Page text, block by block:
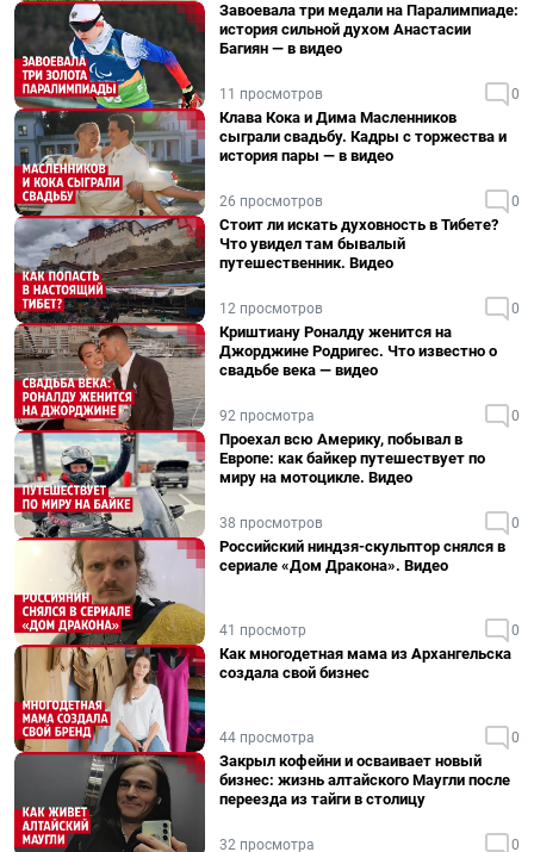
Завоевала три медали на Паралимпиаде:
история сильной духом Анастасии
Багиян — в видео
11 просмотров 0
Клава Кока и Дима Масленников
сыграли свадьбу. Кадры с торжества и
история пары — в видео
26 просмотров 0
Стоит ли искать духовность в Тибете?
Что увидел там бывалый
путешественник. Видео
12 просмотров 0
Криштиану Роналду женится на
Джорджине Родригес. Что известно о
свадьбе века — видео
92 просмотра 0
Проехал всю Америку, побывал в
Европе: как байкер путешествует по
миру на мотоцикле. Видео
38 просмотров 0
Российский ниндзя-скульптор снялся в
сериале «Дом Дракона». Видео
41 просмотр 0
Как многодетная мама из Архангельска
создала свой бизнес
44 просмотра 0
Закрыл кофейни и осваивает новый
бизнес: жизнь алтайского Маугли после
переезда из тайги в столицу
32 просмотра 0